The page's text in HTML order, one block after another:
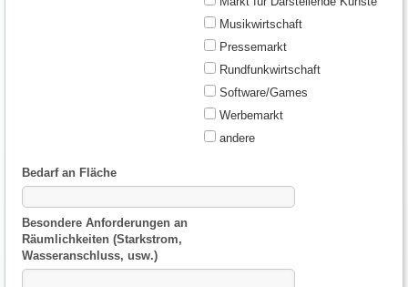
Musikwirtschaft
Pressemarkt
Rundfunkwirtschaft
Software/Games
Werbemarkt
andere
Bedarf an Fläche
Besondere Anforderungen an
Räumlichkeiten (Starkstrom,
Wasseranschluss, usw.)